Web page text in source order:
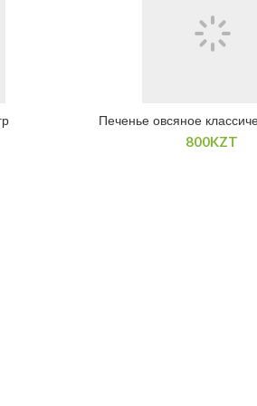
Печенье овсяное
800KZT